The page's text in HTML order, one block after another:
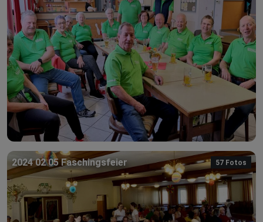
2024 02 05 Faschingsfeier 57 Fotos